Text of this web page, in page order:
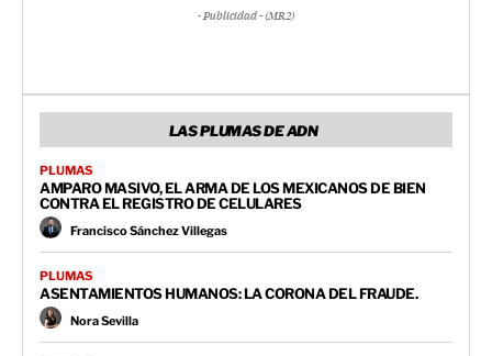
- Publicidad - (MR2)
LAS PLUMAS DE ADN
PLUMAS
AMPARO MASIVO, EL ARMA DE LOS MEXICANOS DE BIEN
CONTRA EL REGISTRO DE CELULARES
Francisco Sánchez Villegas
PLUMAS
ASENTAMIENTOS HUMANOS: LA CORONA DEL FRAUDE.
Nora Sevilla